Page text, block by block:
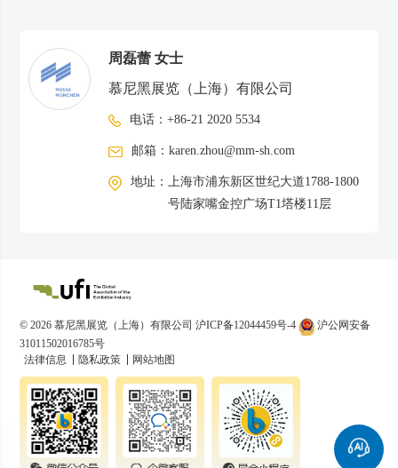
周磊蕾 女士
慕尼黑展览（上海）有限公司
电话：+86-21 2020 5534
邮箱：karen.zhou@mm-sh.com
地址：上海市浦东新区世纪大道1788-1800
号陆家嘴金控广场T1塔楼11层
© 2026 慕尼黑展览（上海）有限公司沪ICP备12044459号-4
沪公网安备
31011502016785号
法律信息
隐私政策 网站地图